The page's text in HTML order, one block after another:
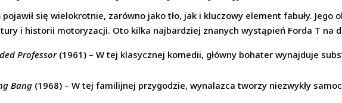
pojawił się wielokrotnie, zarówno jako tło, jak i kluczowy element fabuły.
i historii motoryzacji. Oto kilka najbardziej znanych wystąpień Forda T na
Professor(1961) – W tej klasycznej komedii, główny bohater wynajduje
Bang (1968) – W tej familijnej przygodzie, wynalazca tworzy niezwykły